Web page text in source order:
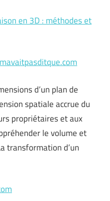
en 3D : méthodes et
d’un plan de
spatiale accrue du
propriétaires et aux
le volume et
transformation d’un